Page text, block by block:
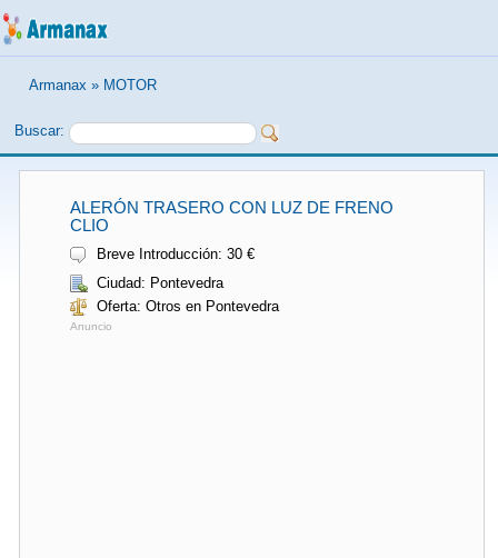
Armanax » MOTOR
Buscar:
ALERÓN TRASERO CON LUZ DE FRENO
CLIO
Breve Introducción: 30 €
Ciudad: Pontevedra
Oferta: Otros en Pontevedra
Anuncio